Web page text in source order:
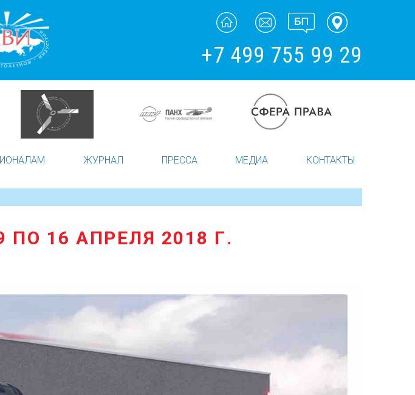
+7 499 755 99 29
ЖУРНАЛ ПРЕССА МЕДИА КОНТАКТЫ
16 АПРЕЛЯ 2018 Г.